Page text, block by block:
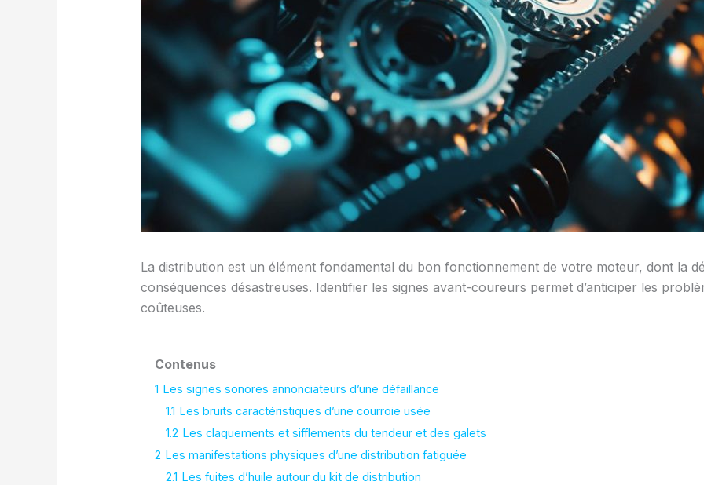
La distribution est un élément fondamental du bon fonctionnement de votre moteur, dont la
conséquences désastreuses. Identifier les signes avant-coureurs permet d’anticiper les
coûteuses.
Contenus
1 Les signes sonores annonciateurs d’une défaillance
1.1 Les bruits caractéristiques d’une courroie usée
1.2 Les claquements et sifflements du tendeur et des galets
2 Les manifestations physiques d’une distribution fatiguée
2.1 Les fuites d’huile autour du kit de distribution